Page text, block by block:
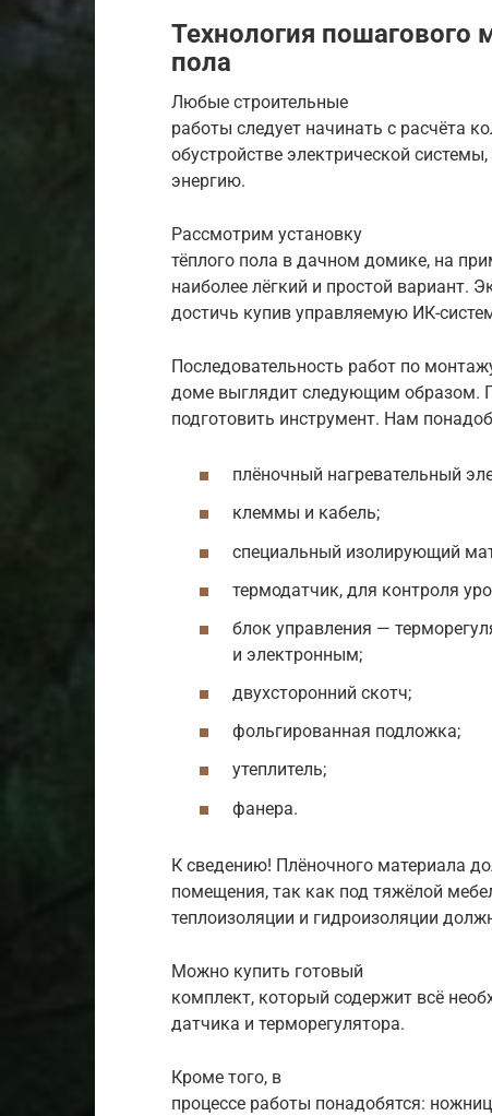
Технология пошагового
пола
Любые строительные
работы следует начинать с расчёта
обустройстве электрической
энергию.
Рассмотрим установку
тёплого пола в дачном домике, на
наиболее лёгкий и простой вариант.
достичь купив управляемую ИК-
Последовательность работ по
доме выглядит следующим образом.
подготовить инструмент. Нам
плёночный нагревательный
клеммы и кабель;
специальный изолирующий
термодатчик, для контроля
блок управления —
и электронным;
двухсторонний скотч;
фольгированная подложка;
утеплитель;
фанера.
К сведению! Плёночного материала
помещения, так как под тяжёлой
теплоизоляции и гидроизоляции
Можно купить готовый
комплект, который содержит всё
датчика и терморегулятора.
Кроме того, в
процессе работы понадобятся: